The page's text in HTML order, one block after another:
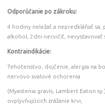
Odporúčanie po zákroku:
4 hodiny neležať a nepredkláňať
alkohol, 2dni necvičiť, nevystavovať
Kontraindikácie:
Tehotenstvo, dojčenie, alergia na
nervovo svalové ochorenia
(Myastenia gravis, Lambert Eaton
ovplyvňujúcich zrážanie krvi,